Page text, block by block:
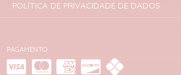
PAGAMENTO
POLÍTICA DE PRIVACIDADE DE DADOS